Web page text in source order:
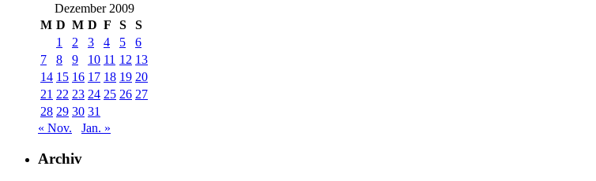
Dezember 2009
M D M D F S
S
1
2 3 4 5
6
7
8 9 10 11 12 13
14 15 16 17 18 19 20
21 22 23 24 25 26 27
28 29 30 31
« Nov.
Jan. »
Archiv